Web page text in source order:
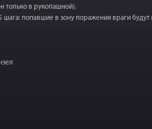
только в рукопашной).
попавшие в зону поражения враги